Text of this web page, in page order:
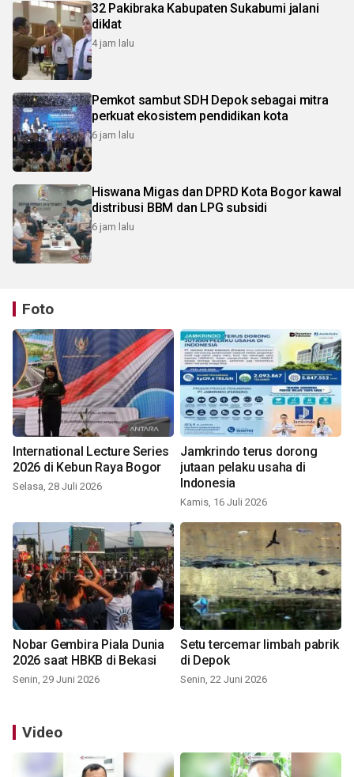
32 Pakibraka Kabupaten Sukabumi jalani
diklat
4 jam lalu
Pemkot sambut SDH Depok sebagai mitra
perkuat ekosistem pendidikan kota
6 jam lalu
Hiswana Migas dan DPRD Kota Bogor kawal
distribusi BBM dan LPG subsidi
6 jam lalu
Foto
International Lecture Series
2026 di Kebun Raya Bogor
Selasa, 28 Juli 2026
Jamkrindo terus dorong
jutaan pelaku usaha di
Indonesia
Kamis, 16 Juli 2026
Nobar Gembira Piala Dunia
2026 saat HBKB di Bekasi
Senin, 29 Juni 2026
Setu tercemar limbah pabrik
di Depok
Senin, 22 Juni 2026
Video